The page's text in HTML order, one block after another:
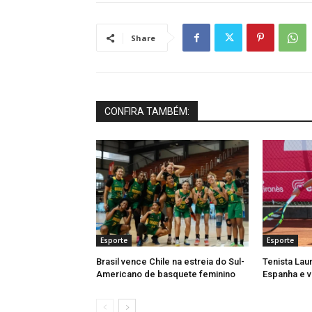
Share
CONFIRA TAMBÉM:
Esporte
Brasil vence Chile na estreia do Sul-
Americano de basquete feminino
Esporte
Tenista
Espanha e